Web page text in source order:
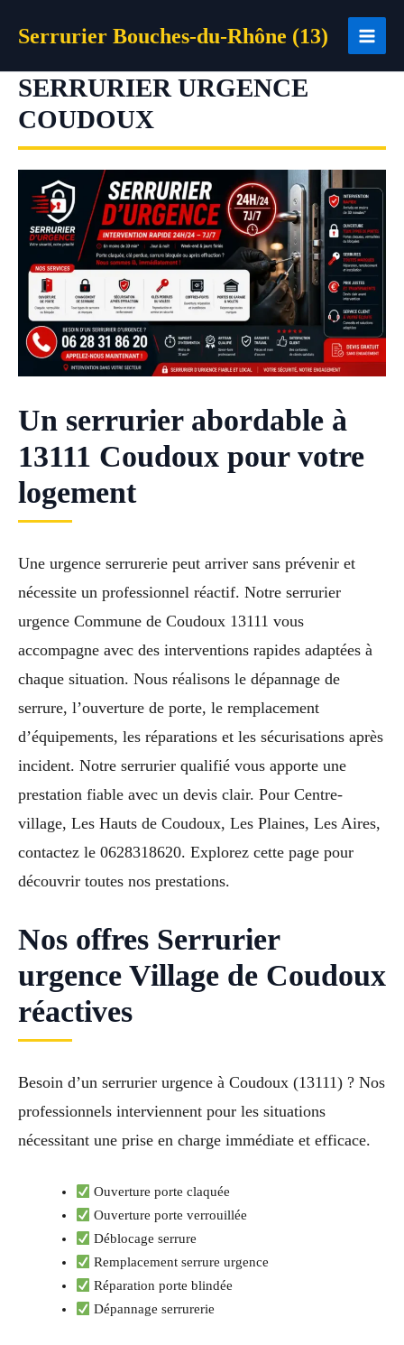
Serrurier Bouches-du-Rhône (13)
SERRURIER URGENCE
COUDOUX
Un serrurier abordable à
13111 Coudoux pour votre
logement
Une urgence serrurerie peut arriver sans prévenir et
nécessite un professionnel réactif. Notre serrurier
urgence Commune de Coudoux 13111 vous
accompagne avec des interventions rapides adaptées à
chaque situation. Nous réalisons le dépannage de
serrure, l’ouverture de porte, le remplacement
d’équipements, les réparations et les sécurisations après
incident. Notre serrurier qualifié vous apporte une
prestation fiable avec un devis clair. Pour Centre-
village, Les Hauts de Coudoux, Les Plaines, Les Aires,
contactez le 0628318620. Explorez cette page pour
découvrir toutes nos prestations.
Nos offres Serrurier
urgence Village de Coudoux
réactives
Besoin d’un serrurier urgence à Coudoux (13111) ? Nos
professionnels interviennent pour les situations
nécessitant une prise en charge immédiate et efficace.
Ouverture porte claquée
Ouverture porte verrouillée
Déblocage serrure
Remplacement serrure urgence
Réparation porte blindée
Dépannage serrurerie